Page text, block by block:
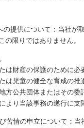
提供について：当社が
の限りではありません。
は財産の保護のために
は児童の健全な育成の推
方公共団体またはその
より当該事務の遂行に支
苦情の申立について：